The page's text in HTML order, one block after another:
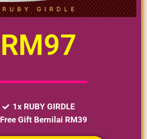
RM97
1x RUBY GIRDLE
Free Gift Bernilai RM39